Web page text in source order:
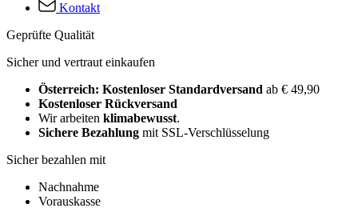
Kontakt
Geprüfte Qualität
Sicher und vertraut einkaufen
Österreich: Kostenloser Standardversand ab € 49,90
Kostenloser Rückversand
Wir arbeiten klimabewusst.
Sichere Bezahlung mit SSL-Verschlüsselung
Sicher bezahlen mit
Nachnahme
Vorauskasse